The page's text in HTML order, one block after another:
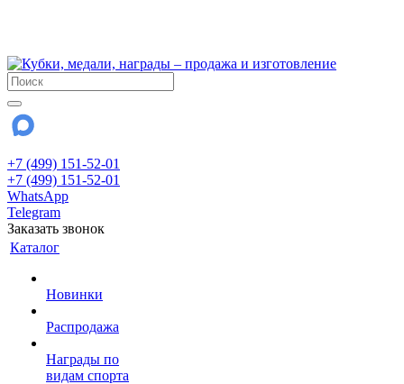
+7 (499) 151-52-01
+7 (499) 151-52-01
WhatsApp
Telegram
Заказать звонок
Каталог
Новинки
Распродажа
Награды по
видам спорта